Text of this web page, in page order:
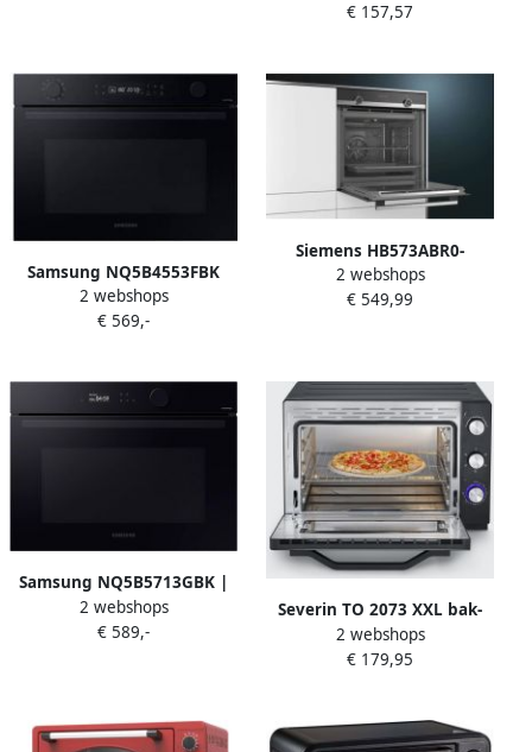
friteuse: oven draaifunctie
€ 157,57
Samsung NQ5B4553FBK
Serie 4 Inbouw
combimagnetron 50 L
2 webshops
€ 569,-
Siemens HB573ABR0-
Multifunctionele Elektrische
Oven-Pulsed Air-71 L-
2 webshops
€ 549,99
Samsung NQ5B5713GBK |
Microgolfovens |
Keuken&Koken
2 webshops
€ 589,-
Severin TO 2073 XXL bak-
en toastoven 60 liter 2200
Watt
2 webshops
€ 179,95